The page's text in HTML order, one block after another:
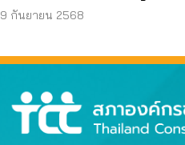
บริโภคโดนหลอกบ่อย
9 กันยายน 2568